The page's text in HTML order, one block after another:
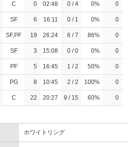
C 0 02:48 0 / 4 0% 0
SF 6 16:11 0 / 1 0% 0
SF,PF 19 26:24 6 / 7 86% 0
SF 3 15:08 0 / 0 0% 0
PF 5 16:45 1 / 2 50% 0
PG 8 10:45 2 / 2 100% 0
C 22 20:27 9 / 15 60% 0
ホワイトリング